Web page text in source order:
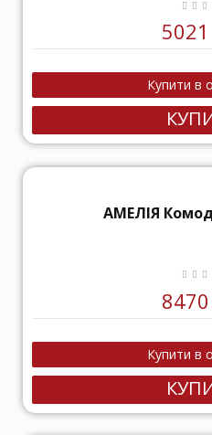
АМЕЛІЯ